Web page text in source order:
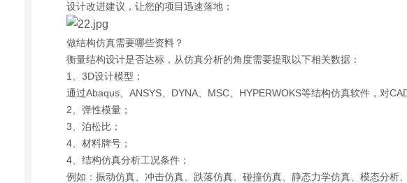
设计改进建议，让您的项目迅速落地；
做结构仿真需要哪些资料？
衡量结构设计是否达标，从仿真分析的角度需要提取以下相关数据：
1、3D设计模型；
通过Abaqus、ANSYS、DYNA、MSC、HYPERWOKS等结构仿真软件，对
2、弹性模量；
3、泊松比；
4、材料牌号；
4、结构仿真分析工况条件；
例如：振动仿真、冲击仿真、跌落仿真、碰撞仿真、静态力学仿真、模态分析